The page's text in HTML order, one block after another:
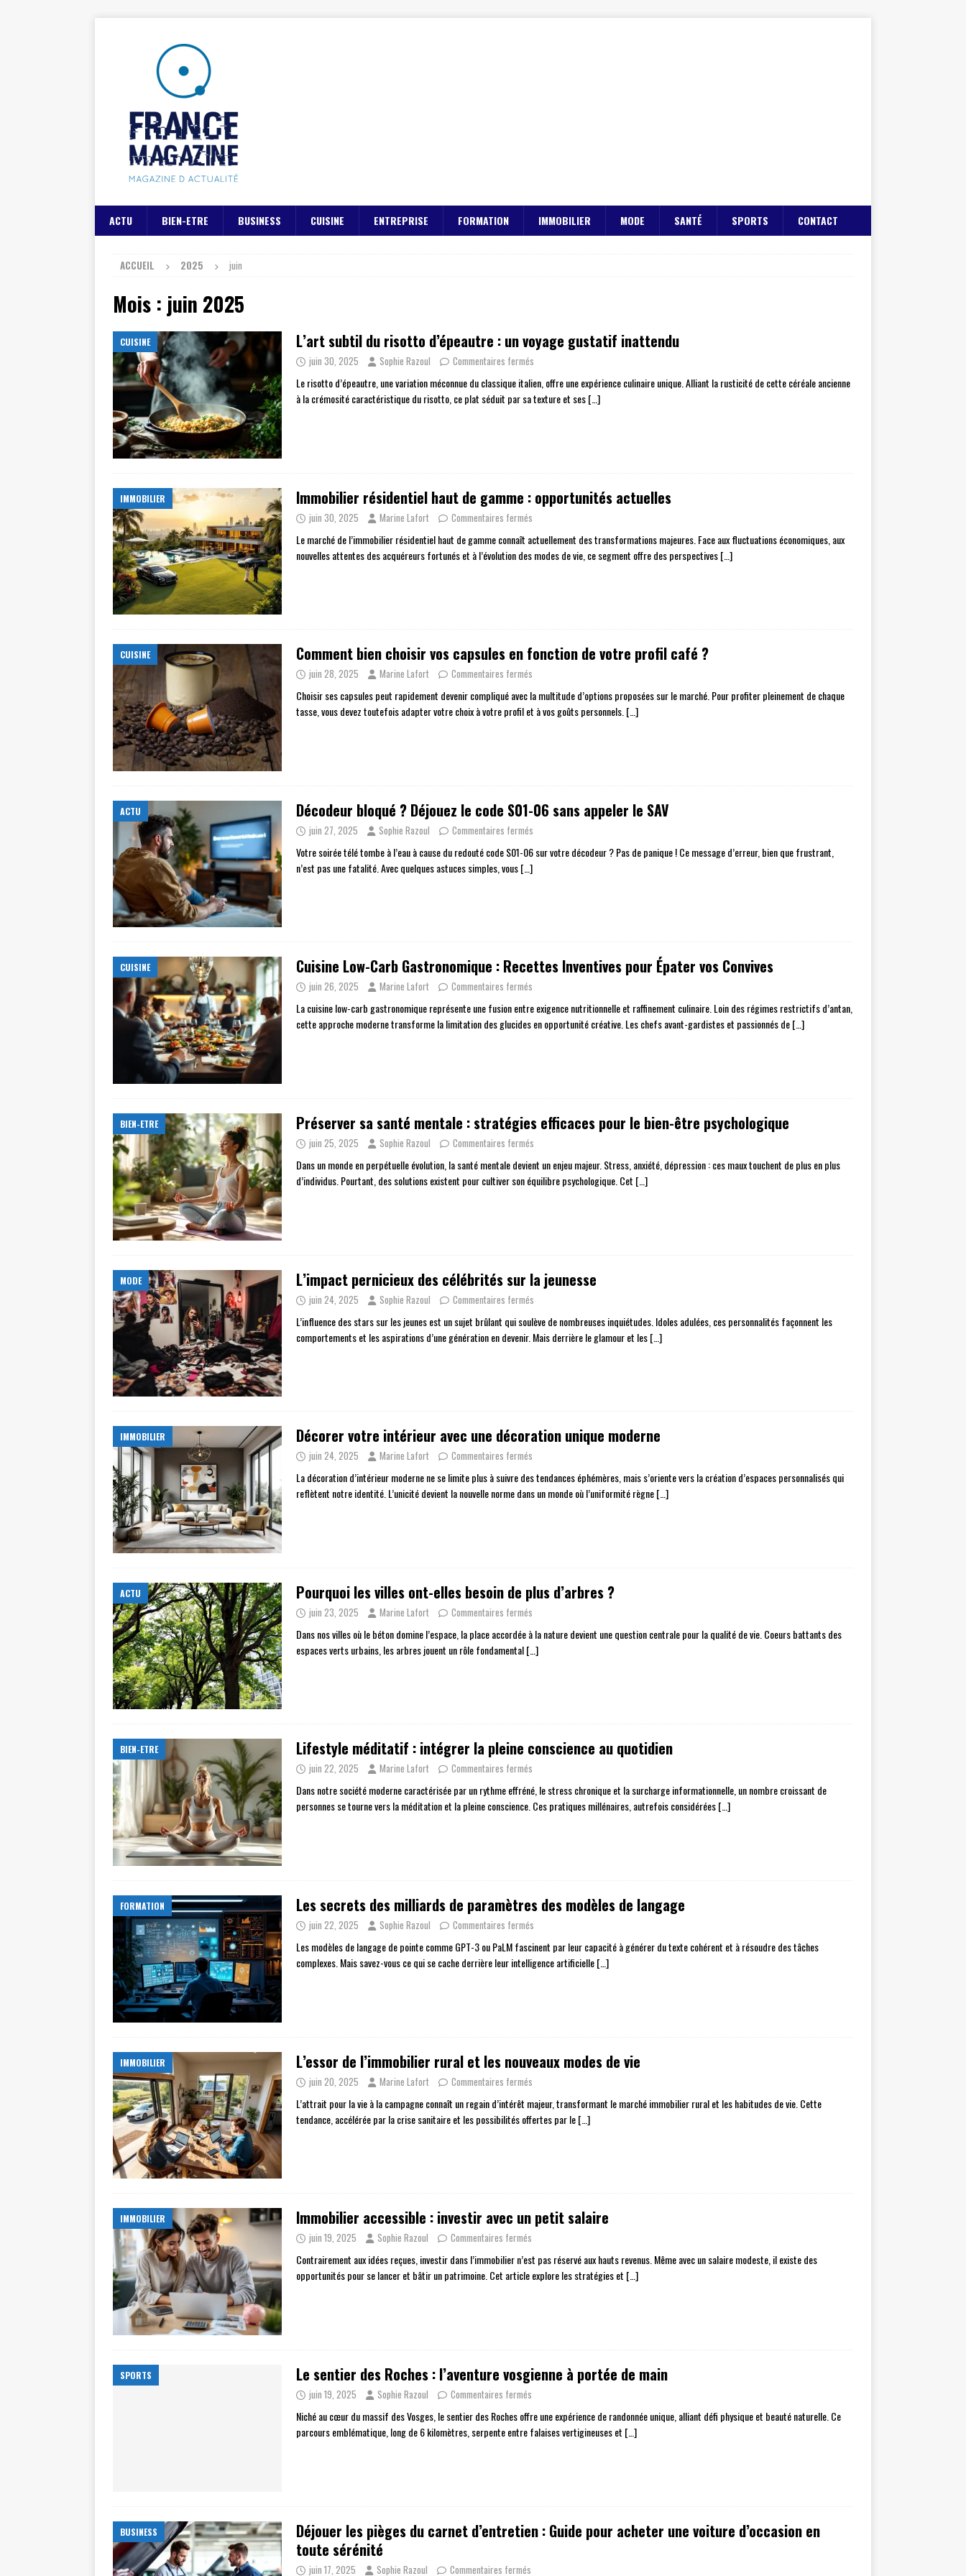
ACTU BIEN-ETRE BUSINESS CUISINE ENTREPRISE FORMATION IMMOBILIER MODE SANTÉ SPORTS CONTACT
ACCUEIL 2025 juin
Mois : juin 2025
CUISINE L’art subtil du risotto d’épeautre : un voyage gustatif inattendu
juin 30, 2025 Sophie Razoul Commentaires fermés
Le risotto d’épeautre, une variation méconnue du classique italien, offre une expérience culinaire unique. Alliant la rusticité de cette céréale ancienne
à la crémosité caractéristique du risotto, ce plat séduit par sa texture et ses[…]
IMMOBILIER Immobilier résidentiel haut de gamme : opportunités actuelles
juin 30, 2025 Marine Lafort Commentaires fermés
Le marché de l’immobilier résidentiel haut de gamme connaît actuellement des transformations majeures. Face aux fluctuations économiques, aux
nouvelles attentes des acquéreurs fortunés et à l’évolution des modes de vie, ce segment offre des perspectives[…]
CUISINE Comment bien choisir vos capsules en fonction de votre profil café ?
juin 28, 2025 Marine Lafort Commentaires fermés
Choisir ses capsules peut rapidement devenir compliqué avec la multitude d’options proposées sur le marché. Pour profiter pleinement de chaque
tasse, vous devez toutefois adapter votre choix à votre profil et à vos goûts personnels.[…]
ACTU Décodeur bloqué ? Déjouez le code S01-06 sans appeler le SAV
juin 27, 2025 Sophie Razoul Commentaires fermés
Votre soirée télé tombe à l’eau à cause du redouté code S01-06 sur votre décodeur ? Pas de panique ! Ce message d’erreur, bien que frustrant,
n’est pas une fatalité. Avec quelques astuces simples, vous[…]
CUISINE Cuisine Low-Carb Gastronomique : Recettes Inventives pour Épater vos Convives
juin 26, 2025 Marine Lafort Commentaires fermés
La cuisine low-carb gastronomique représente une fusion entre exigence nutritionnelle et raffinement culinaire. Loin des régimes restrictifs d’antan,
cette approche moderne transforme la limitation des glucides en opportunité créative. Les chefs avant-gardistes et passionnés de[…]
BIEN-ETRE Préserver sa santé mentale : stratégies efficaces pour le bien-être psychologique
juin 25, 2025 Sophie Razoul Commentaires fermés
Dans un monde en perpétuelle évolution, la santé mentale devient un enjeu majeur. Stress, anxiété, dépression : ces maux touchent de plus en plus
d’individus. Pourtant, des solutions existent pour cultiver son équilibre psychologique. Cet […]
MODE L’impact pernicieux des célébrités sur la jeunesse
juin 24, 2025 Sophie Razoul Commentaires fermés
L’influence des stars sur les jeunes est un sujet brûlant qui soulève de nombreuses inquiétudes. Idoles adulées, ces personnalités façonnent les
comportements et les aspirations d’une génération en devenir. Mais derrière le glamour et les[…]
IMMOBILIER Décorer votre intérieur avec une décoration unique moderne
juin 24, 2025 Marine Lafort Commentaires fermés
La décoration d’intérieur moderne ne se limite plus à suivre des tendances éphémères, mais s’oriente vers la création d’espaces personnalisés qui
reflètent notre identité. L’unicité devient la nouvelle norme dans un monde où l’uniformité règne[…]
ACTU Pourquoi les villes ont-elles besoin de plus d’arbres ?
juin 23, 2025 Marine Lafort Commentaires fermés
Dans nos villes où le béton domine l’espace, la place accordée à la nature devient une question centrale pour la qualité de vie. Coeurs battants des
espaces verts urbains, les arbres jouent un rôle fondamental[…]
BIEN-ETRE Lifestyle méditatif : intégrer la pleine conscience au quotidien
juin 22, 2025 Marine Lafort Commentaires fermés
Dans notre société moderne caractérisée par un rythme effréné, le stress chronique et la surcharge informationnelle, un nombre croissant de
personnes se tourne vers la méditation et la pleine conscience. Ces pratiques millénaires, autrefois considérées[…]
FORMATION Les secrets des milliards de paramètres des modèles de langage
juin 22, 2025 Sophie Razoul Commentaires fermés
Les modèles de langage de pointe comme GPT-3 ou PaLM fascinent par leur capacité à générer du texte cohérent et à résoudre des tâches
complexes. Mais savez-vous ce qui se cache derrière leur intelligence artificielle[…]
IMMOBILIER L’essor de l’immobilier rural et les nouveaux modes de vie
juin 20, 2025 Marine Lafort Commentaires fermés
L’attrait pour la vie à la campagne connaît un regain d’intérêt majeur, transformant le marché immobilier rural et les habitudes de vie. Cette
tendance, accélérée par la crise sanitaire et les possibilités offertes par le[…]
IMMOBILIER Immobilier accessible : investir avec un petit salaire
juin 19, 2025 Sophie Razoul Commentaires fermés
Contrairement aux idées reçues, investir dans l’immobilier n’est pas réservé aux hauts revenus. Même avec un salaire modeste, il existe des
opportunités pour se lancer et bâtir un patrimoine. Cet article explore les stratégies et […]
SPORTS Le sentier des Roches : l’aventure vosgienne à portée de main
juin 19, 2025 Sophie Razoul Commentaires fermés
Niché au cœur du massif des Vosges, le sentier des Roches offre une expérience de randonnée unique, alliant défi physique et beauté naturelle. Ce
parcours emblématique, long de 6 kilomètres, serpente entre falaises vertigineuses et […]
BUSINESS
Déjouer les pièges du carnet d’entretien : Guide pour acheter une voiture d’occasion en
toute sérénité
juin 17, 2025 Sophie Razoul Commentaires fermés